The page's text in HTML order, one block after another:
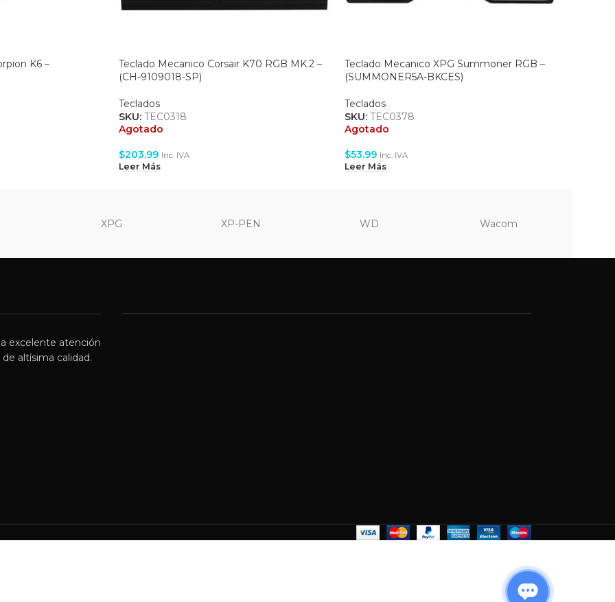
K6 –
Teclado Mecanico Corsair K70 RGB MK.2 –
(CH-9109018-SP)
Teclados
SKU: TEC0318
Agotado
$203.99 Inc. IVA
Leer Más
Teclado Mecanico XPG Summoner RGB –
(SUMMONER5A-BKCES)
Teclados
SKU: TEC0378
Agotado
$53.99 Inc. IVA
Leer Más
XPG XP-PEN WD Wacom
excelente atención
altísima calidad.